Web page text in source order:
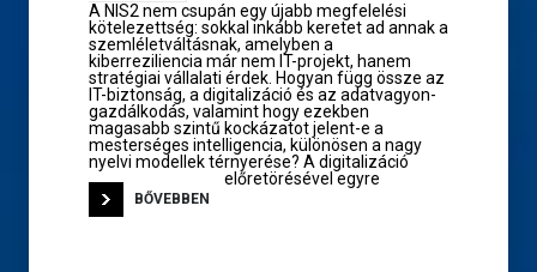
A NIS2 nem csupán egy újabb megfelelési
kötelezettség: sokkal inkább keretet ad annak a
szemléletváltásnak, amelyben a
kiberreziliencia már nem IT-projekt, hanem
stratégiai vállalati érdek. Hogyan függ össze az
IT-biztonság, a digitalizáció és az adatvagyon-
gazdálkodás, valamint hogy ezekben
magasabb szintű kockázatot jelent-e a
mesterséges intelligencia, különösen a nagy
nyelvi modellek térnyerése? A digitalizáció
előretörésével egyre
BŐVEBBEN